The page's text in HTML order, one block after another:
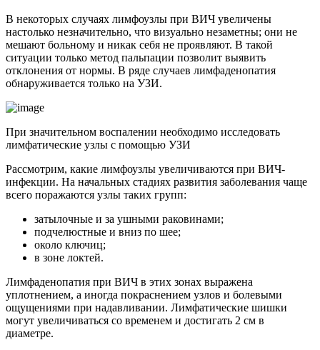
В некоторых случаях лимфоузлы при ВИЧ увеличены
настолько незначительно, что визуально незаметны; они не
мешают больному и никак себя не проявляют. В такой
ситуации только метод пальпации позволит выявить
отклонения от нормы. В ряде случаев лимфаденопатия
обнаруживается только на УЗИ.
При значительном воспалении необходимо исследовать
лимфатические узлы с помощью УЗИ
Рассмотрим, какие лимфоузлы увеличиваются при ВИЧ-
инфекции. На начальных стадиях развития заболевания чаще
всего поражаются узлы таких групп:
затылочные и за ушными раковинами;
подчелюстные и вниз по шее;
около ключиц;
в зоне локтей.
Лимфаденопатия при ВИЧ в этих зонах выражена
уплотнением, а иногда покраснением узлов и болевыми
ощущениями при надавливании. Лимфатические шишки
могут увеличиваться со временем и достигать 2 см в
диаметре.